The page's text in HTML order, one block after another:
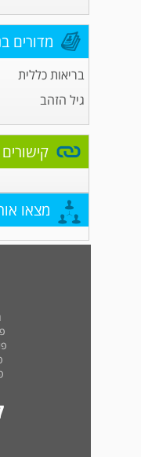
מדורים
בריאות כללית
גיל הזהב
מצאו